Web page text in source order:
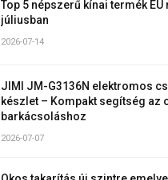
Top 5 népszerű kínai termék EU
júliusban
2026-07-14
JIMI JM-G3136N elektromos
készlet – Kompakt segítség az
barkácsoláshoz
2026-07-07